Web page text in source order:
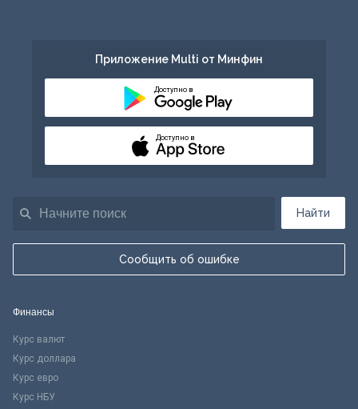
Найти
Сообщить об ошибке
Приложение Multi от Минфин
Доступно в
Доступно в
Финансы
Курс валют
Курс доллара
Курс евро
Курс НБУ